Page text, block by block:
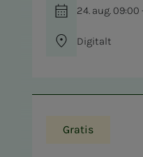
24. aug. 09:00
Digitalt
Gratis